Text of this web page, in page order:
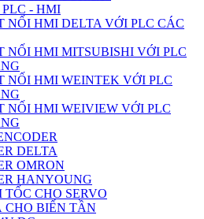
- HMI
NỐI HMI DELTA VỚI PLC CÁC
NỐI HMI MITSUBISHI VỚI PLC
NỐI HMI WEINTEK VỚI PLC
NỐI HMI WEIVIEW VỚI PLC
DELTA
OMRON
HANYOUNG
TỐC CHO SERVO
BIẾN TẦN